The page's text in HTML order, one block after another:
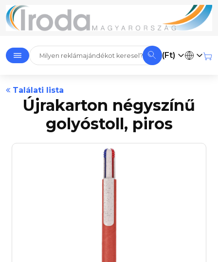
(Ft)
Találati lista
Újrakarton négyszínű
golyóstoll, piros